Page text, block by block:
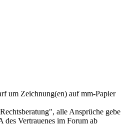
um Zeichnung(en) auf mm-Papier
alle Ansprüche gebe
Vertrauenes im Forum ab